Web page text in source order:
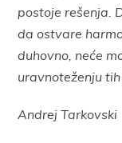
postoje rešenja.
da ostvare
duhovno, neće
uravnoteženju
Andrej Tarkovski